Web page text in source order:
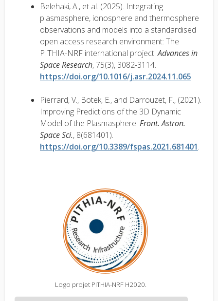
Belehaki, A., et al. (2025). Integrating
plasmasphere, ionosphere and thermosphere
observations and models into a standardised
open access research environment: The
PITHIA-NRF international project.Advances in
Space Research, 75(3), 3082-3114.
https://doi.org/10.1016/j.asr.2024.11.065.
Pierrard, V., Botek, E., and Darrouzet, F., (2021).
Improving Predictions of the 3D Dynamic
Model of the Plasmasphere. Front. Astron.
Space Sci., 8(681401).
https://doi.org/10.3389/fspas.2021.681401.
Logo projet PITHIA-NRF H2020.